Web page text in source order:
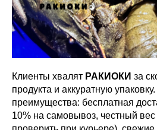
Клиенты хвалят РАКИОКИ за
продукта и аккуратную
преимущества: бесплатная
10% на самовывоз, честный